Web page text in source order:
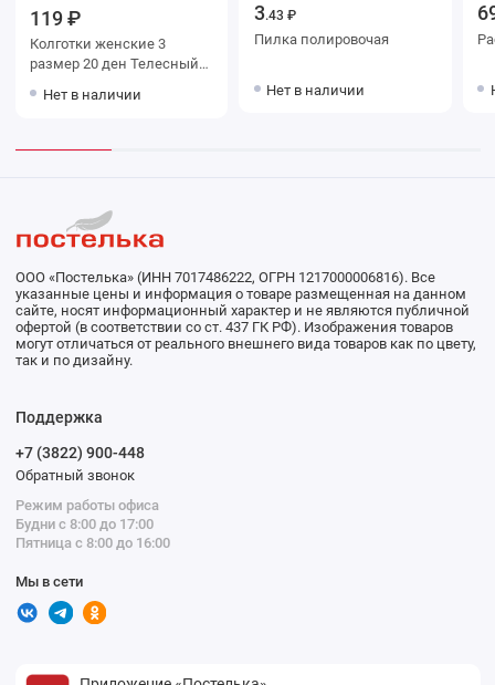
119 ₽
Колготки женские 3
размер 20 ден Телесный
Нет в наличии
3.43 ₽
Пилка полировочая
Нет в наличии
ООО «Постелька» (ИНН 7017486222, ОГРН 1217000006816). Все
указанные цены и информация о товаре размещенная на данном
сайте, носят информационный характер и не являются публичной
офертой (в соответствии со ст. 437 ГК РФ). Изображения товаров
могут отличаться от реального внешнего вида товаров как по цвету,
так и по дизайну.
Поддержка
+7 (3822) 900-448
Обратный звонок
Режим работы офиса
Будни с 8:00 до 17:00
Пятница с 8:00 до 16:00
Мы в сети